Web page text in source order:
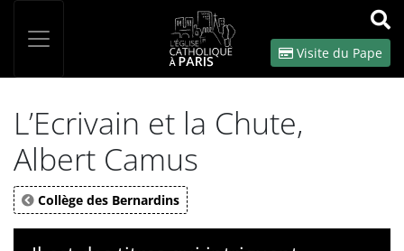
OK
Visite du Pape
L’Ecrivain et la Chute,
Albert Camus
Collège des Bernardins
Panneau de gestion des cookies